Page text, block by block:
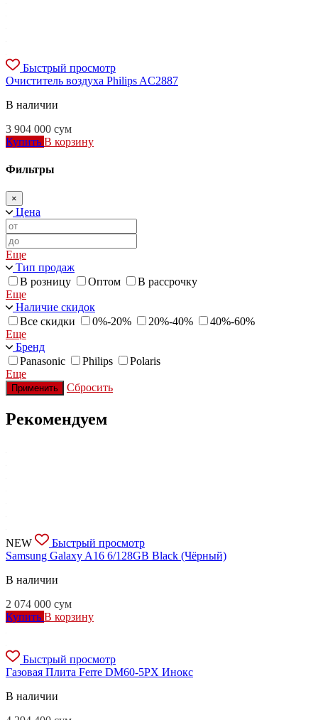
Быстрый просмотр
Очиститель воздуха Philips AC2887
В наличии
3 904 000 сум
Купить В корзину
Фильтры
×
Цена
Еще
Тип продаж
В розницу
Оптом
В рассрочку
Еще
Наличие скидок
Все скидки
0%-20% 20%-40%
40%-60%
Еще
Бренд
Panasonic
Philips
Polaris
Еще
Применить Сбросить
Рекомендуем
NEW
Быстрый просмотр
Samsung Galaxy A16 6/128GB Black (Чёрный)
В наличии
2 074 000 сум
Купить В корзину
Быстрый просмотр
Газовая Плита Ferre DM60-5PX Инокс
В наличии